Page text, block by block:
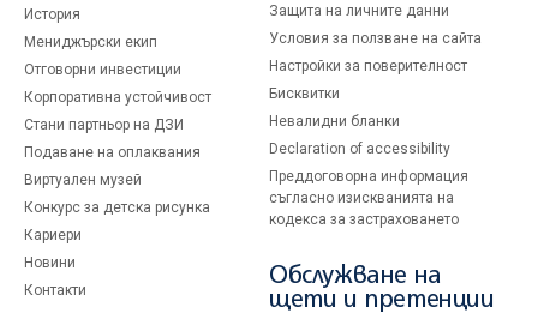
История
Мениджърски екип
Отговорни инвестиции
Корпоративна устойчивост
Стани партньор на ДЗИ
Подаване на оплаквания
Виртуален музей
Конкурс за детска рисунка
Кариери
Новини
Контакти
Защита на личните данни
Условия за ползване на сайта
Настройки за поверителност
Бисквитки
Невалидни бланки
Declaration of accessibility
Преддоговорна информация
съгласно изискванията на
кодекса за застраховането
Обслужване на
щети и претенции